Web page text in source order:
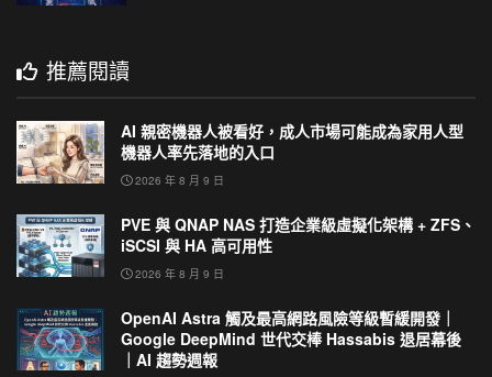
推薦閱讀
AI 親密機器人被看好，成人市場可能成為家用人型
機器人率先落地的入口
2026 年 8 月 9 日
PVE 與 QNAP NAS 打造企業級虛擬化架構 + ZFS、
iSCSI 與 HA 高可用性
2026 年 8 月 9 日
OpenAI Astra 觸及最高網路風險等級暫緩開發｜
Google DeepMind 世代交棒 Hassabis 退居幕後
｜AI 趨勢週報